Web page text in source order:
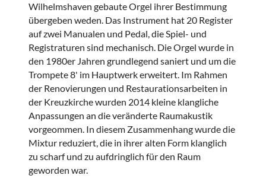
Wilhelmshaven gebaute Orgel ihrer Bestimmung
übergeben weden. Das Instrument hat 20 Register
auf zwei Manualen und Pedal, die Spiel- und
Registraturen sind mechanisch. Die Orgel wurde in
den 1980er Jahren grundlegend saniert und um die
Trompete 8' im Hauptwerk erweitert. Im Rahmen
der Renovierungen und Restaurationsarbeiten in
der Kreuzkirche wurden 2014 kleine klangliche
Anpassungen an die veränderte Raumakustik
vorgeommen. In diesem Zusammenhang wurde die
Mixtur reduziert, die in ihrer alten Form klanglich
zu scharf und zu aufdringlich für den Raum
geworden war.